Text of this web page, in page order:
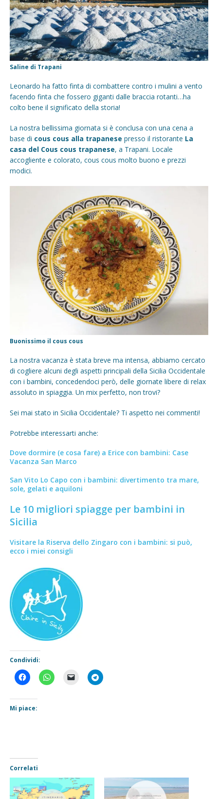
Saline di Trapani
Leonardo ha fatto finta di combattere contro i mulini a vento
facendo finta che fossero giganti dalle braccia rotanti…ha
colto bene il significato della storia!
La nostra bellissima giornata si è conclusa con una cena a
base di cous cous alla trapanese presso il ristorante La
casa del Cous cous trapanese, a Trapani. Locale
accogliente e colorato, cous cous molto buono e prezzi
modici.
Buonissimo il cous cous
La nostra vacanza è stata breve ma intensa, abbiamo cercato
di cogliere alcuni degli aspetti principali della Sicilia Occidentale
con i bambini, concedendoci però, delle giornate libere di relax
assoluto in spiaggia. Un mix perfetto, non trovi?
Sei mai stato in Sicilia Occidentale? Ti aspetto nei commenti!
Potrebbe interessarti anche:
Dove dormire (e cosa fare) a Erice con bambini: Case
Vacanza San Marco
San Vito Lo Capo con i bambini: divertimento tra mare,
sole, gelati e aquiloni
Le 10 migliori spiagge per bambini in
Sicilia
Visitare la Riserva dello Zingaro con i bambini: si può,
ecco i miei consigli
Condividi:
Mi piace:
Correlati